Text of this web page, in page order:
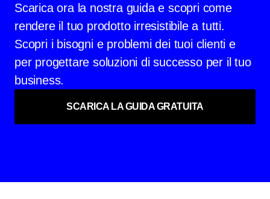
Scarica ora la nostra guida e scopri come
rendere il tuo prodotto irresistibile a tutti.
Scopri i bisogni e problemi dei tuoi clienti e
per progettare soluzioni di successo per il tuo
business.
SCARICA LA GUIDA GRATUITA